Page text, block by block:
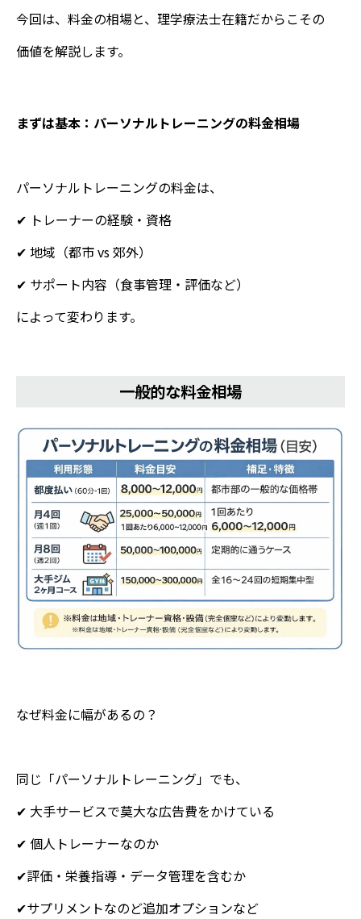
今回は、料金の相場と、理学療法士在籍だからこその
価値を解説します。
まずは基本：パーソナルトレーニングの料金相場
パーソナルトレーニングの料金は、
✔ トレーナーの経験・資格
✔ 地域（都市 vs 郊外）
✔ サポート内容（食事管理・評価など）
によって変わります。
一般的な料金相場
なぜ料金に幅があるの？
同じ「パーソナルトレーニング」でも、
✔ 大手サービスで莫大な広告費をかけている
✔ 個人トレーナーなのか
✔評価・栄養指導・データ管理を含むか
✔サプリメントなのど追加オプションなど